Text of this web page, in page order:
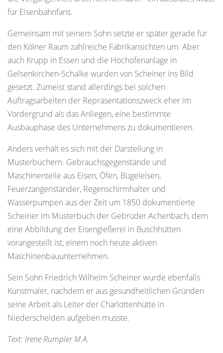
für Eisenbahnfans.
Gemeinsam mit seinem Sohn setzte er später gerade für
den Kölner Raum zahlreiche Fabrikansichten um. Aber
auch Krupp in Essen und die Hochofenanlage in
Gelsenkirchen-Schalke wurden von Scheiner ins Bild
gesetzt. Zumeist stand allerdings bei solchen
Auftragsarbeiten der Repräsentationszweck eher im
Vordergrund als das Anliegen, eine bestimmte
Ausbauphase des Unternehmens zu dokumentieren.
Anders verhält es sich mit der Darstellung in
Musterbüchern. Gebrauchsgegenstände und
Maschinenteile aus Eisen, Öfen, Bügeleisen,
Feuerzangenständer, Regenschirmhalter und
Wasserpumpen aus der Zeit um 1850 dokumentierte
Scheiner im Musterbuch der Gebrüder Achenbach, dem
eine Abbildung der Eisengießerei in Buschhütten
vorangestellt ist, einem noch heute aktiven
Maschinenbauunternehmen.
Sein Sohn Friedrich Wilhelm Scheiner wurde ebenfalls
Kunstmaler, nachdem er aus gesundheitlichen Gründen
seine Arbeit als Leiter der Charlottenhütte in
Niederschelden aufgeben musste.
Text: Irene Rumpler M.A.